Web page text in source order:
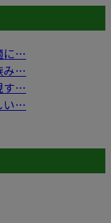
に…
み…
す…
い…